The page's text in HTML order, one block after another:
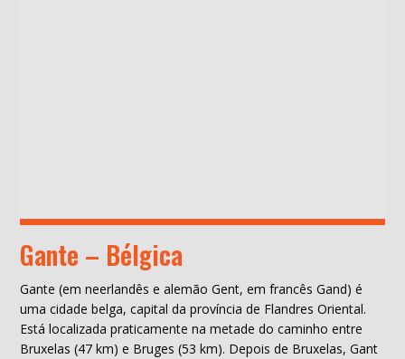
Gante – Bélgica
Gante (em neerlandês e alemão Gent, em francês Gand) é
uma cidade belga, capital da província de Flandres Oriental.
Está localizada praticamente na metade do caminho entre
Bruxelas (47 km) e Bruges (53 km). Depois de Bruxelas, Gant